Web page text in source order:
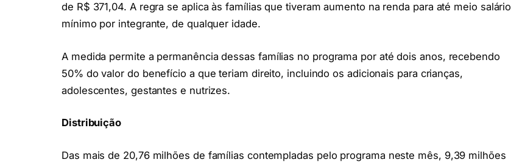
de R$ 371,04. A regra se aplica às famílias que tiveram aumento na renda para até meio salário
mínimo por integrante, de qualquer idade.
A medida permite a permanência dessas famílias no programa por até dois anos, recebendo
50% do valor do benefício a que teriam direito, incluindo os adicionais para crianças,
adolescentes, gestantes e nutrizes.
Distribuição
Das mais de 20,76 milhões de famílias contempladas pelo programa neste mês, 9,39 milhões